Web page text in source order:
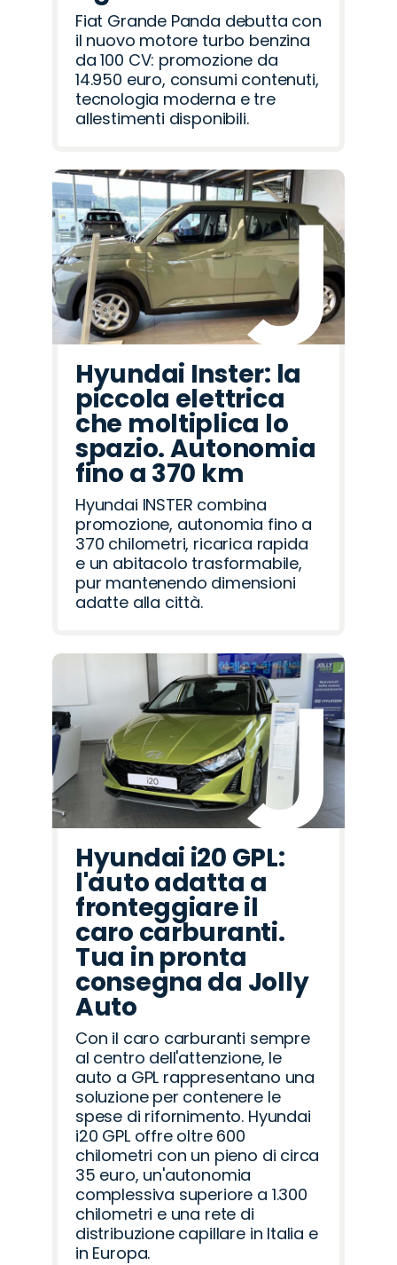
Fiat Grande Panda debutta con
il nuovo motore turbo benzina
da 100 CV: promozione da
14.950 euro, consumi contenuti,
tecnologia moderna e tre
allestimenti disponibili.
Hyundai Inster: la
piccola elettrica
che moltiplica lo
spazio. Autonomia
fino a 370 km
Hyundai INSTER combina
promozione, autonomia fino a
370 chilometri, ricarica rapida
e un abitacolo trasformabile,
pur mantenendo dimensioni
adatte alla città.
Hyundai i20 GPL:
l'auto adatta a
fronteggiare il
caro carburanti.
Tua in pronta
consegna da Jolly
Auto
Con il caro carburanti sempre
al centro dell'attenzione, le
auto a GPL rappresentano una
soluzione per contenere le
spese di rifornimento. Hyundai
i20 GPL offre oltre 600
chilometri con un pieno di circa
35 euro, un'autonomia
complessiva superiore a 1.300
chilometri e una rete di
distribuzione capillare in Italia e
in Europa.